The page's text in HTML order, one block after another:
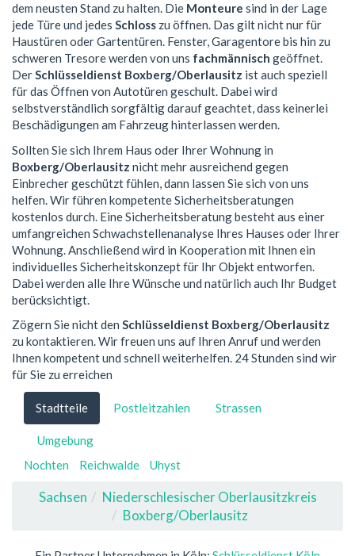
dem neusten Stand zu halten. Die Monteure sind in der Lage
jede Türe und jedes Schloss zu öffnen. Das gilt nicht nur für
Haustüren oder Gartentüren. Fenster, Garagentore bis hin zu
schweren Tresore werden von uns fachmännisch geöffnet.
DerSchlüsseldienst Boxberg/Oberlausitz ist auch speziell
für das Öffnen von Autotüren geschult. Dabei wird
selbstverständlich sorgfältig darauf geachtet, dass keinerlei
Beschädigungen am Fahrzeug hinterlassen werden.
Sollten Sie sich Ihrem Haus oder Ihrer Wohnung in
Boxberg/Oberlausitz nicht mehr ausreichend gegen
Einbrecher geschützt fühlen, dann lassen Sie sich von uns
helfen. Wir führen kompetente Sicherheitsberatungen
kostenlos durch. Eine Sicherheitsberatung besteht aus einer
umfangreichen Schwachstellenanalyse Ihres Hauses oder Ihrer
Wohnung. Anschließend wird in Kooperation mit Ihnen ein
individuelles Sicherheitskonzept für Ihr Objekt entworfen.
Dabei werden alle Ihre Wünsche und natürlich auch Ihr Budget
berücksichtigt.
Zögern Sie nicht den Schlüsseldienst Boxberg/Oberlausitz
zu kontaktieren. Wir freuen uns auf Ihren Anruf und werden
Ihnen kompetent und schnell weiterhelfen. 24 Stunden sind wir
für Sie zu erreichen
Stadtteile Postleitzahlen Strassen
Umgebung
Nochten
Reichwalde Uhyst
Sachsen
Niederschlesischer Oberlausitzkreis
Boxberg/Oberlausitz